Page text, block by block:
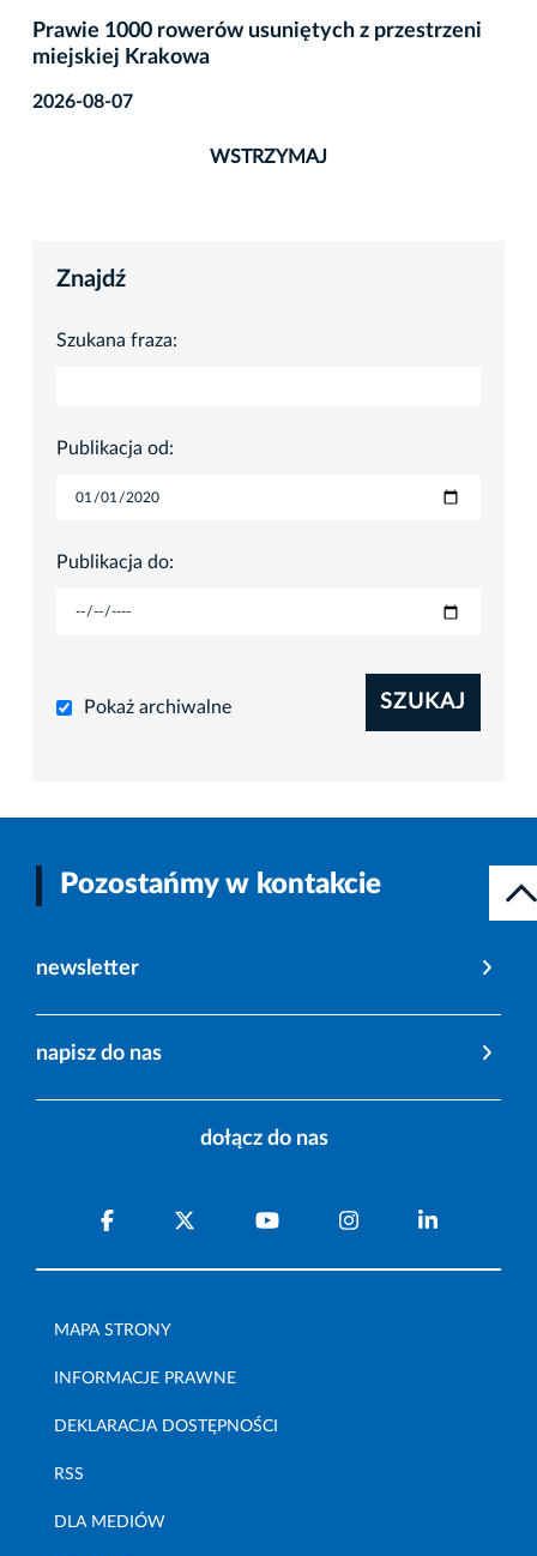
Prawie 1000 rowerów usuniętych z przestrzeni
miejskiej Krakowa
2026-08-07
WSTRZYMAJ
Znajdź
Szukana fraza:
Publikacja od:
Publikacja do:
Pokaż archiwalne SZUKAJ
Pozostańmy w kontakcie
newsletter
napisz do nas
dołącz do nas
MAPA STRONY
INFORMACJE PRAWNE
DEKLARACJA DOSTĘPNOŚCI
RSS
DLA MEDIÓW